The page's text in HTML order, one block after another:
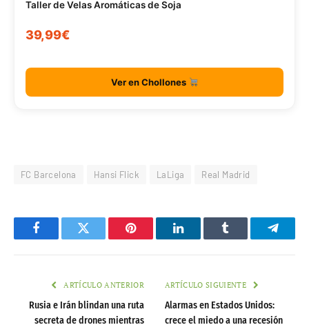
Taller de Velas Aromáticas de Soja
39,99€
Ver en Chollones
FC Barcelona Hansi Flick LaLiga Real Madrid
FacebookTwitter Pinterest LinkedInTumblr
ARTÍCULO ANTERIOR
Rusia e Irán blindan una ruta
secreta de drones mientras
ARTÍCULO SIGUIENTE
Alarmas en Estados Unidos:
crece el miedo a una recesión